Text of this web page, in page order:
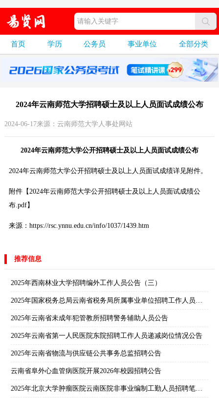
首页 学历 公务员 事业单位 全部分类
2024年云南师范大学招聘硕士及以上人员面试成绩公布
2024-06-17来源：云南师范大学人事处网站
2024年云南师范大学公开招聘硕士及以上人员面试成绩公布
2024年云南师范大学公开招聘硕士及以上人员面试成绩详见附件。
附件【2024年云南师范大学公开招聘硕士及以上人员面试成绩公
布.pdf】
来源：https://rsc.ynnu.edu.cn/info/1037/1439.htm
推荐信息
2025年西南林业大学招聘编外工作人员公告（三）
2025年国家税务总局云南省税务局所属事业单位招聘工作人员公告
2025年云南省未成年犯管教所招聘警务辅助人员公告
2025年云南省第一人民医院东院招聘工作人员递减岗位情况公告
2025年云南省物流与供应链公共事务总监招聘公告
云南省阜外心血管病医院开展2026年校园招聘公告
2025年北京大学肿瘤医院云南医院非事业编制工勤人员招聘笔试成绩公告